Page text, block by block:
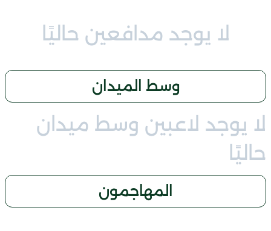
لا يوجد مدافعين حاليًا
وسط الميدان
لا يوجد لاعبين وسط ميدان
حاليًا
المهاجمون